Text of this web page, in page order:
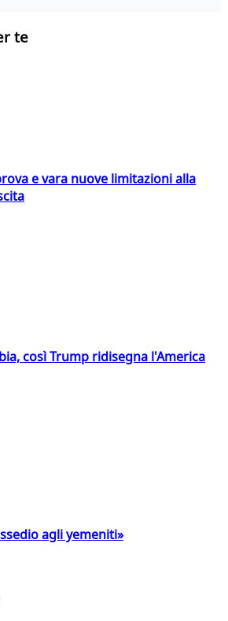
te
e vara nuove limitazioni alla
così Trump ridisegna l'America
agli yemeniti»